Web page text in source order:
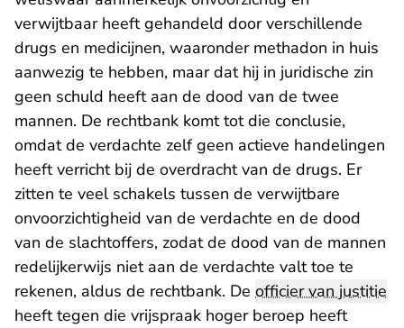
verwijtbaar heeft gehandeld door verschillende
drugs en medicijnen, waaronder methadon in huis
aanwezig te hebben, maar dat hij in juridische zin
geen schuld heeft aan de dood van de twee
mannen. De rechtbank komt tot die conclusie,
omdat de verdachte zelf geen actieve handelingen
heeft verricht bij de overdracht van de drugs. Er
zitten te veel schakels tussen de verwijtbare
onvoorzichtigheid van de verdachte en de dood
van de slachtoffers, zodat de dood van de mannen
redelijkerwijs niet aan de verdachte valt toe te
rekenen, aldus de rechtbank. De officier van justitie
heeft tegen die vrijspraak hoger beroep heeft